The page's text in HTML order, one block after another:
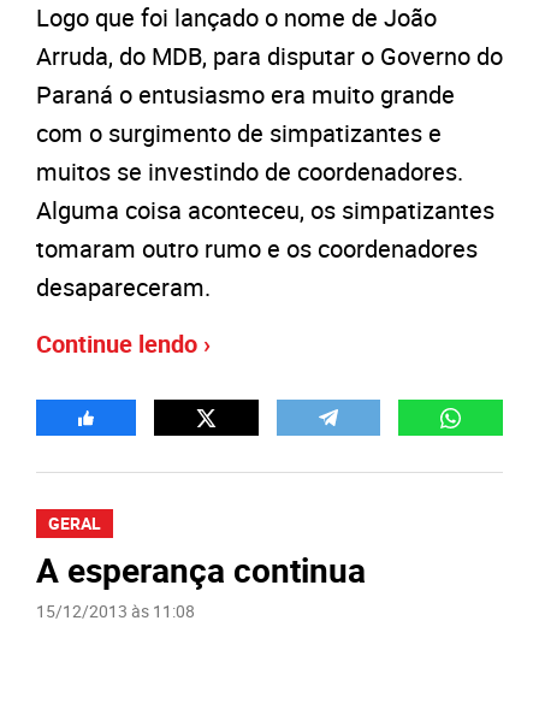
Logo que foi lançado o nome de João
Arruda, do MDB, para disputar o Governo do
Paraná o entusiasmo era muito grande
com o surgimento de simpatizantes e
muitos se investindo de coordenadores.
Alguma coisa aconteceu, os simpatizantes
tomaram outro rumo e os coordenadores
desapareceram.
Continue lendo ›
GERAL
A esperança continua
15/12/2013 às 11:08